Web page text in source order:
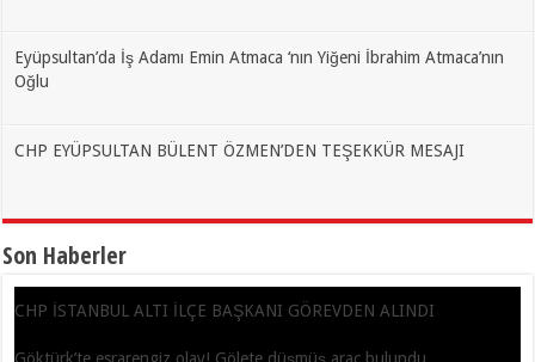
Eyüpsultan’da İş Adamı Emin Atmaca ‘nın Yiğeni İbrahim Atmaca’nın
Oğlu
CHP EYÜPSULTAN BÜLENT ÖZMEN’DEN TEŞEKKÜR MESAJI
Son Haberler
CHP İSTANBUL ALTI İLÇE BAŞKANI GÖREVDEN ALINDI